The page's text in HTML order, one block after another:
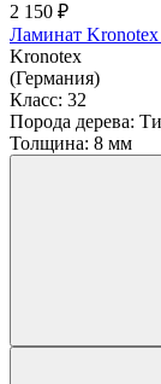
2 150 ₽
Ламинат Kronotex
Kronotex
(Германия)
Класс: 32
Порода дерева:
Толщина: 8 мм